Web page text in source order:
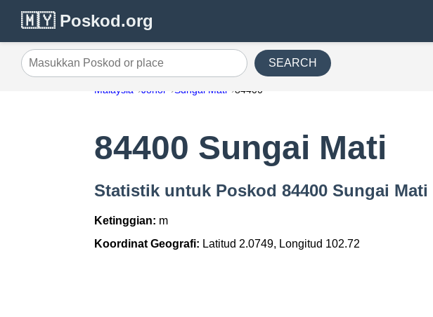
🇲🇾 Poskod.org
Masukkan Poskod or place SEARCH
Malaysia Johor Sungai Mati 84400
84400 Sungai Mati
Statistik untuk Poskod 84400 Sungai Mati
Ketinggian: m
Koordinat Geografi: Latitud 2.0749, Longitud 102.72